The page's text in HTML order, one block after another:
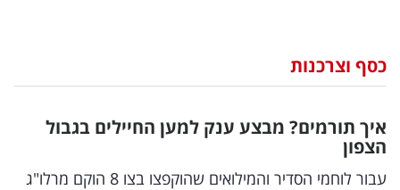
וצרכנות
דיגיטל
וטק
כסף וצרכנות
איך תורמים? מבצע ענק למען החיילים בגבול
הצפון
עבור לוחמי הסדיר והמילואים שהוקפצו בצו 8 הוקם מרלו"ג